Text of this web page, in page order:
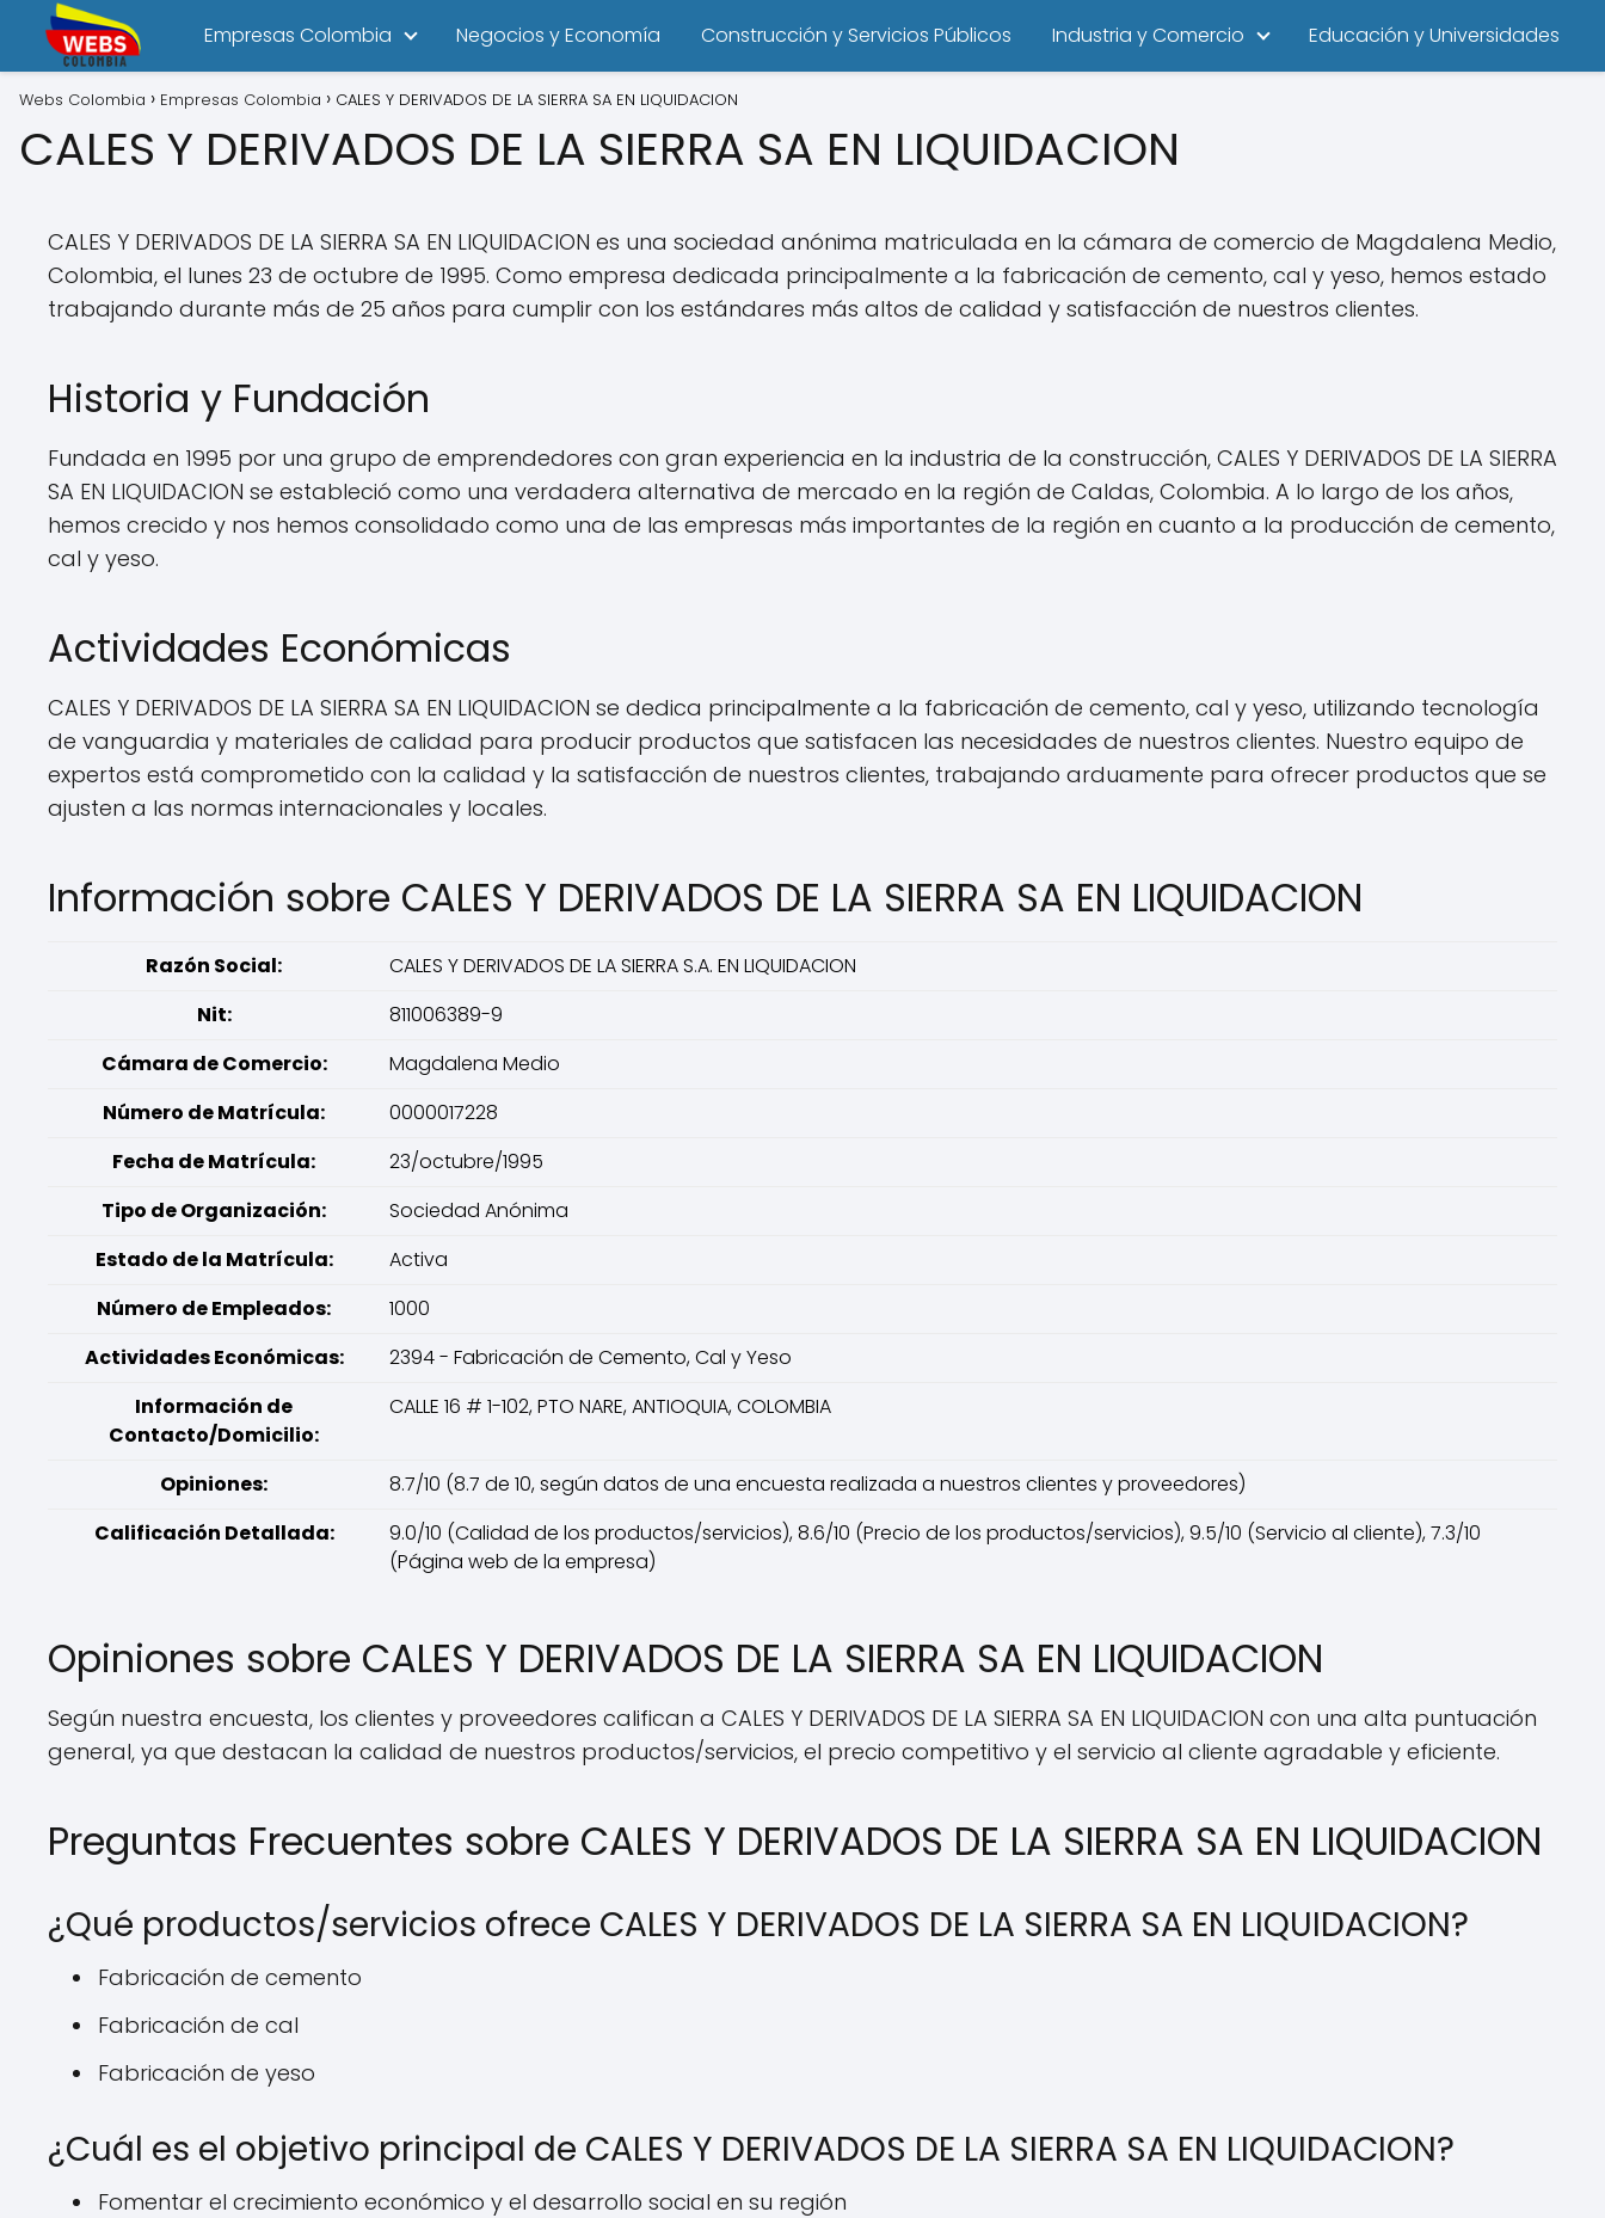
Empresas Colombia Negocios y Economía Construcción y Servicios Públicos Industria y Comercio Educación y Universidades
Webs Colombia Empresas Colombia CALES Y DERIVADOS DE LA SIERRA SA EN LIQUIDACION
CALES Y DERIVADOS DE LA SIERRA SA EN LIQUIDACION
CALES Y DERIVADOS DE LA SIERRA SA EN LIQUIDACION es una sociedad anónima matriculada en la cámara de comercio de Magdalena Medio,
Colombia, el lunes 23 de octubre de 1995. Como empresa dedicada principalmente a la fabricación de cemento, cal y yeso, hemos estado
trabajando durante más de 25 años para cumplir con los estándares más altos de calidad y satisfacción de nuestros clientes.
Historia y Fundación
Fundada en 1995 por una grupo de emprendedores con gran experiencia en la industria de la construcción, CALES Y DERIVADOS DE LA SIERRA
SA EN LIQUIDACION se estableció como una verdadera alternativa de mercado en la región de Caldas, Colombia. A lo largo de los años,
hemos crecido y nos hemos consolidado como una de las empresas más importantes de la región en cuanto a la producción de cemento,
cal y yeso.
Actividades Económicas
CALES Y DERIVADOS DE LA SIERRA SA EN LIQUIDACION se dedica principalmente a la fabricación de cemento, cal y yeso, utilizando tecnología
de vanguardia y materiales de calidad para producir productos que satisfacen las necesidades de nuestros clientes. Nuestro equipo de
expertos está comprometido con la calidad y la satisfacción de nuestros clientes, trabajando arduamente para ofrecer productos que se
ajusten a las normas internacionales y locales.
Información sobre CALES Y DERIVADOS DE LA SIERRA SA EN LIQUIDACION
Razón Social:
CALES Y DERIVADOS DE LA SIERRA S.A. EN LIQUIDACION
Nit:
811006389-9
Cámara de Comercio:
Magdalena Medio
Número de Matrícula:
0000017228
Fecha de Matrícula:
23/octubre/1995
Tipo de Organización:
Sociedad Anónima
Estado de la Matrícula:
Activa
Número de Empleados:
1000
Actividades Económicas:
2394 - Fabricación de Cemento, Cal y Yeso
Información de
Contacto/Domicilio:
CALLE 16 # 1-102, PTO NARE, ANTIOQUIA, COLOMBIA
Opiniones:
8.7/10 (8.7 de 10, según datos de una encuesta realizada a nuestros clientes y proveedores)
Calificación Detallada:
9.0/10 (Calidad de los productos/servicios), 8.6/10 (Precio de los productos/servicios), 9.5/10 (Servicio al cliente), 7.3/10
(Página web de la empresa)
Opiniones sobre CALES Y DERIVADOS DE LA SIERRA SA EN LIQUIDACION
Según nuestra encuesta, los clientes y proveedores califican a CALES Y DERIVADOS DE LA SIERRA SA EN LIQUIDACION con una alta puntuación
general, ya que destacan la calidad de nuestros productos/servicios, el precio competitivo y el servicio al cliente agradable y eficiente.
Preguntas Frecuentes sobre CALES Y DERIVADOS DE LA SIERRA SA EN LIQUIDACION
¿Qué productos/servicios ofrece CALES Y DERIVADOS DE LA SIERRA SA EN LIQUIDACION?
Fabricación de cemento
Fabricación de cal
Fabricación de yeso
¿Cuál es el objetivo principal de CALES Y DERIVADOS DE LA SIERRA SA EN LIQUIDACION?
Fomentar el crecimiento económico y el desarrollo social en su región